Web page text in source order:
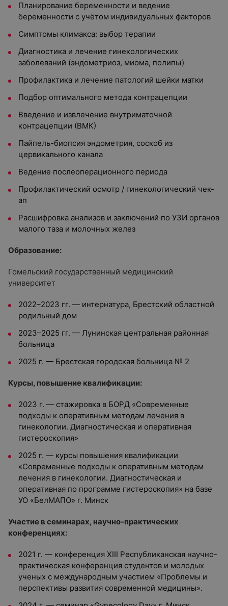
Планирование беременности и ведение
беременности с учётом индивидуальных факторов
Симптомы климакса: выбор терапии
Диагностика и лечение гинекологических
заболеваний (эндометриоз, миома, полипы)
Профилактика и лечение патологий шейки матки
Подбор оптимального метода контрацепции
Введение и извлечение внутриматочной
контрацепции (ВМК)
Пайпель-биопсия эндометрия, соскоб из
цервикального канала
Ведение послеоперационного периода
Профилактический осмотр / гинекологический чек-
ап
Расшифровка анализов и заключений по УЗИ органов
малого таза и молочных желез
Образование:
Гомельский государственный медицинский
университет
2022–2023 гг. — интернатура, Брестский областной
родильный дом
2023–2025 гг. — Лунинская центральная районная
больница
2025 г. — Брестская городская больница № 2
Курсы, повышение квалификации:
2023 г. — стажировка в БОРД «Современные
подходы к оперативным методам лечения в
гинекологии. Диагностическая и оперативная
гистероскопия»
2025 г. — курсы повышения квалификации
«Современные подходы к оперативным методам
лечения в гинекологии. Диагностическая и
оперативная по программе гистероскопия» на базе
УО «БелМАПО» г. Минск
Участие в семинарах, научно-практических
конференциях:
2021 г. — конференция XIII Республиканская научно-
практическая конференция студентов и молодых
ученых с международным участием «Проблемы и
перспективы развития современной медицины».